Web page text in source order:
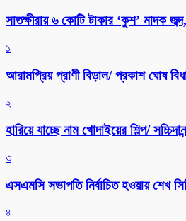
সাতক্ষীরায় ৬ কোটি টাকার ‘কুশ’ মাদক
১
আরামপ্রিয় প্রাণী বিড়াল/ প্রকাশ ঘোষ
২
হারিয়ে যাচ্ছে নাম খোদাইয়ের শিল্প/
৩
এসএমসি সভাপতি নির্বাচিত হওয়ায় শেখ
৪